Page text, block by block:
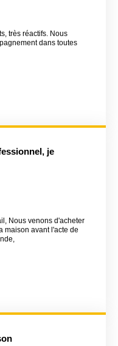
très réactifs. Nous
dans toutes